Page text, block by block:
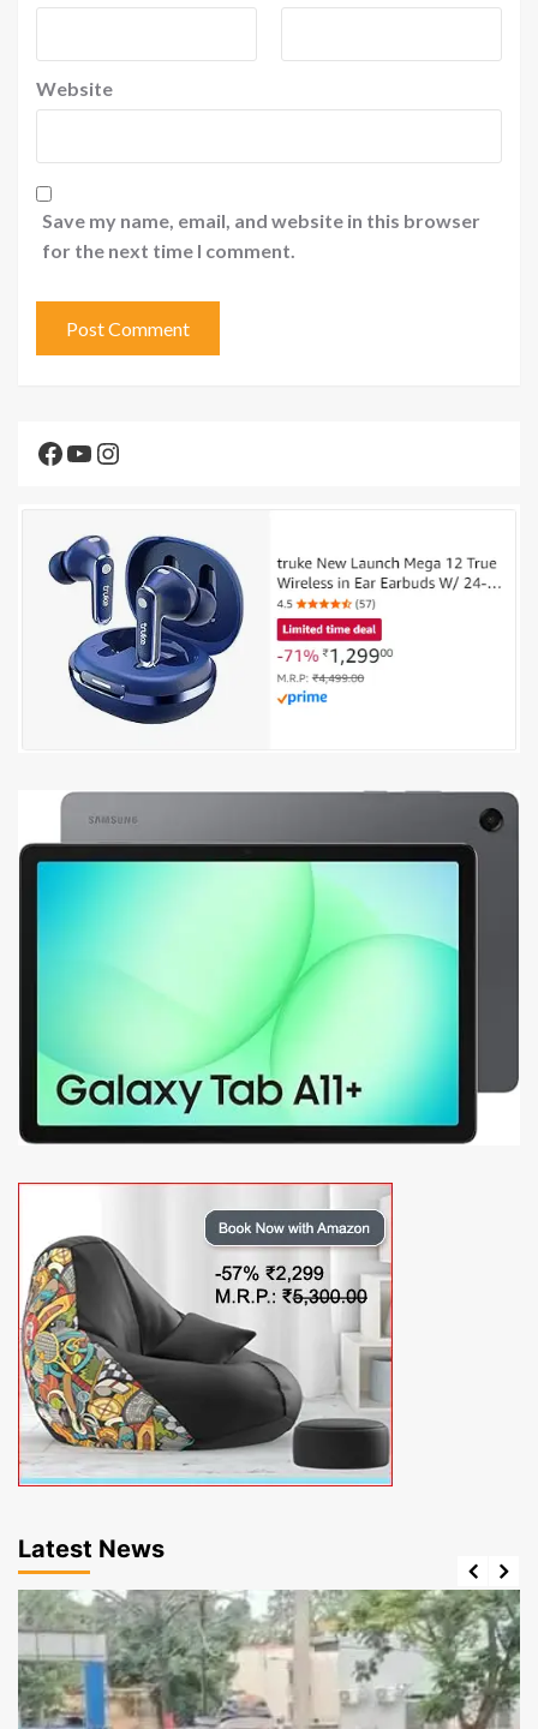
Website
Save my name, email, and website in this browser
for the next time I comment.
Facebook
YouTube
Instagram
Latest News